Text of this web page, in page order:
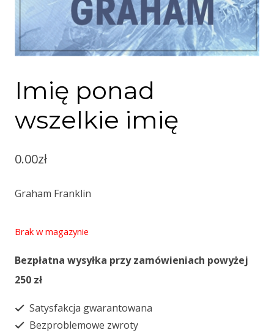
Imię ponad
wszelkie imię
0.00zł
Graham Franklin
Brak w magazynie
Bezpłatna wysyłka przy zamówieniach powyżej
250 zł
Satysfakcja gwarantowana
Bezproblemowe zwroty